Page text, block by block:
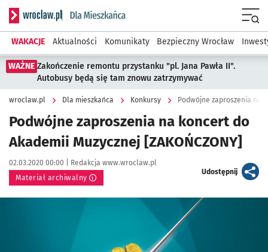
Serwis informacyjny wroclaw.pl podserwis: Dla mieszkańca
WAKACJE Aktualności Komunikaty Bezpieczny Wrocław
WAŻNE Zakończenie remontu przystanku "pl. Jana Pawła II".
Autobusy będą się tam znowu zatrzymywać
wroclaw.pl Dla mieszkańca Konkursy Podwójne zaproszenia na
Podwójne zaproszenia na koncert do
Akademii Muzycznej [ZAKOŃCZONY]
Data publikacji:
02.03.2020 00:00 | Autor:
Redakcja www.wroclaw.pl
Materiał archiwalny
Udostępnijartykuł